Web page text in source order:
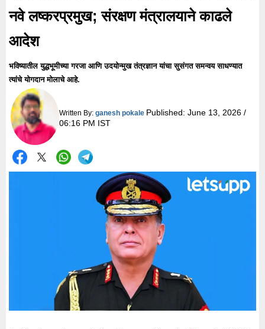
नवे लष्करप्रमुख; संरक्षण मंत्रालयाने काढले
आदेश
भविष्यातील युद्धभूमीच्या गरजा आणि उदयोन्मुख तंत्रज्ञान यांचा सुसंगत समन्वय साधण्यात
त्यांचे योगदान मोलाचे आहे.
Written By: ganesh pokale Published: June 13, 2026 /
06:16 PM IST